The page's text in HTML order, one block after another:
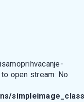
open stream: No